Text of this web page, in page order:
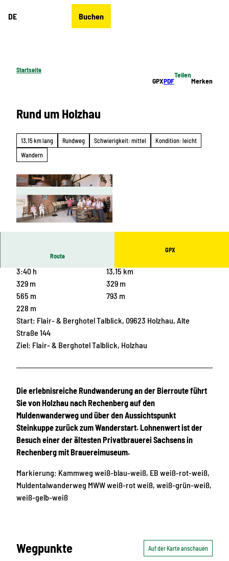
DE Buchen
Startseite
GPXPDF
Teilen
Merken
Rund um Holzhau
13,15 km lang Rundweg Schwierigkeit: mittel
Kondition: leicht
Wandern
Route
GPX
3:40 h
13,15 km
329 m
329 m
565 m
793 m
228 m
Start: Flair- & Berghotel Talblick, 09623 Holzhau, Alte
Straße 144
Ziel: Flair- & Berghotel Talblick, Holzhau
Die erlebnisreiche Rundwanderung an der Bierroute führt
Sie von Holzhau nach Rechenberg auf den
Muldenwanderweg und über den Aussichtspunkt
Steinkuppe zurück zum Wanderstart. Lohnenwert ist der
Besuch einer der ältesten Privatbrauerei Sachsens in
Rechenberg mit Brauereimuseum.
Markierung: Kammweg weiß-blau-weiß, EB weiß-rot-weiß,
Muldentalwanderweg MWW weiß-rot weiß, weiß-grün-weiß,
weiß-gelb-weiß
Wegpunkte Auf der Karte anschauen